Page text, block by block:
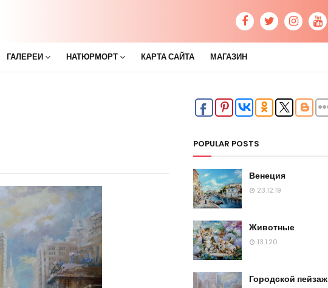
ГАЛЕРЕИ НАТЮРМОРТ КАРТА САЙТА МАГАЗИН
POPULAR POSTS
Венеция
23.12.19
Животные
13.1.20
Городской пейзаж